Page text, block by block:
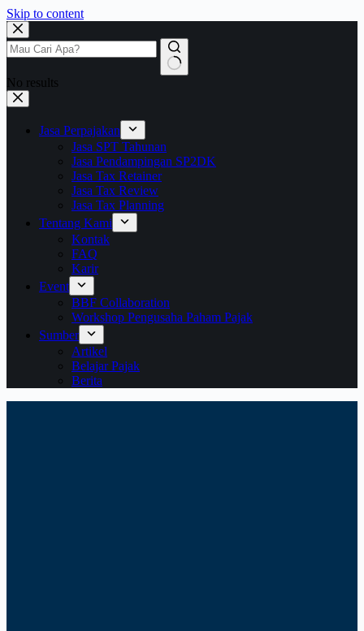
Skip to content
No results
Jasa Perpajakan
Jasa SPT Tahunan
Jasa Pendampingan SP2DK
Jasa Tax Retainer
Jasa Tax Review
Jasa Tax Planning
Tentang Kami
Kontak
FAQ
Karir
Event
BBF Collaboration
Workshop Pengusaha Paham Pajak
Sumber
Artikel
Belajar Pajak
Berita